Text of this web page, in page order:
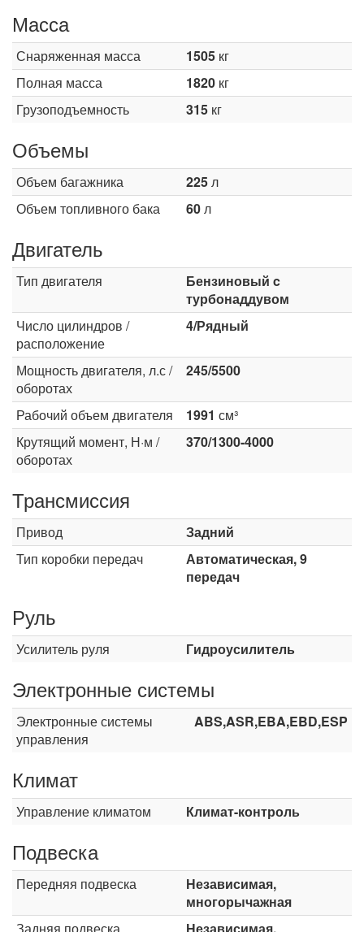
Масса
Снаряженная масса 1505 кг
Полная масса
1820 кг
Грузоподъемность
315 кг
Объемы
Объем багажника 225л
Объем топливного бака
60л
Двигатель
Тип двигателя
Бензиновый c
турбонаддувом
Число цилиндров /
расположение
4/Рядный
Мощность двигателя, л.с /
оборотах
245/5500
Рабочий объем двигателя 1991 см³
Крутящий момент, Н·м /
оборотах
370/1300-4000
Трансмиссия
Привод
Задний
Тип коробки передач
Автоматическая, 9
передач
Руль
Усилитель руля Гидроусилитель
Электронные системы
Электронные системы
управления
ABS,ASR,EBA,EBD,ESP
Климат
Управление климатом Климат-контроль
Подвеска
Передняя подвеска
Независимая,
многорычажная